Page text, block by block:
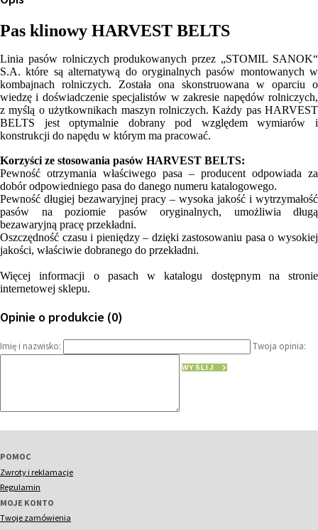
Pas klinowy HARVEST BELTS
Linia pasów rolniczych produkowanych przez „STOMIL SANOK“
S.A. które są alternatywą do oryginalnych pasów montowanych w
kombajnach rolniczych. Została ona skonstruowana w oparciu o
wiedzę i doświadczenie specjalistów w zakresie napędów rolniczych,
z myślą o użytkownikach maszyn rolniczych. Każdy pas HARVEST
BELTS jest optymalnie dobrany pod względem wymiarów i
konstrukcji do napędu w którym ma pracować.
Korzyści ze stosowania pasów HARVEST BELTS:
Pewność otrzymania właściwego pasa – producent odpowiada za
dobór odpowiedniego pasa do danego numeru katalogowego.
Pewność długiej bezawaryjnej pracy – wysoka jakość i wytrzymałość
pasów na poziomie pasów oryginalnych, umożliwia długą
bezawaryjną pracę przekładni.
Oszczędność czasu i pieniędzy – dzięki zastosowaniu pasa o wysokiej
jakości, właściwie dobranego do przekładni.
Więcej informacji o pasach w katalogu dostępnym na stronie
internetowej sklepu.
Opinie o produkcie (0)
Imię i nazwisko: Twoja opinia:
WYŚLIJ
POMOC
Zwroty i reklamacje
Regulamin
MOJE KONTO
Twoje zamówienia